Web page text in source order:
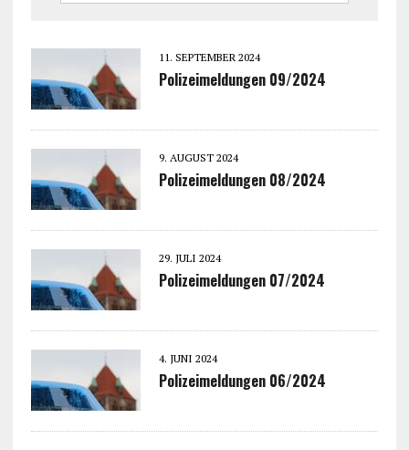
11. SEPTEMBER 2024
Polizeimeldungen 09/2024
9. AUGUST 2024
Polizeimeldungen 08/2024
29. JULI 2024
Polizeimeldungen 07/2024
4. JUNI 2024
Polizeimeldungen 06/2024